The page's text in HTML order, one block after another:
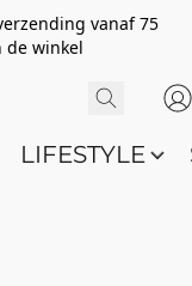
vanaf 75
winkel
LIFESTYLE